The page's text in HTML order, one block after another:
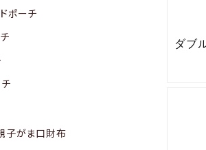
ポーチ
子がま口財布